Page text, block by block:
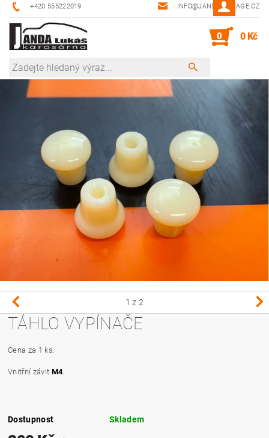
+420 555222019 INFO@JANDA-GARAGE.CZ
0 0 Kč
1 z 2
TÁHLO VYPÍNAČE
Cena za 1 ks.
Vnitřní závit M4.
Dostupnost Skladem